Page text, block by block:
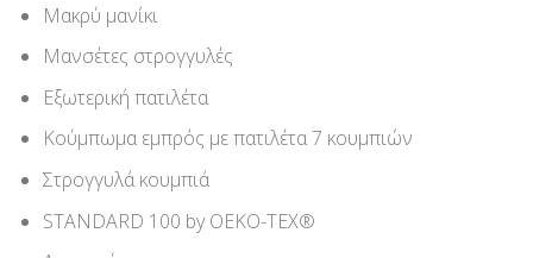
Μακρύ μανίκι
Μανσέτες στρογγυλές
Εξωτερική πατιλέτα
Κούμπωμα εμπρός με πατιλέτα 7 κουμπιών
Στρογγυλά κουμπιά
STANDARD 100 by OEKO-TEX®